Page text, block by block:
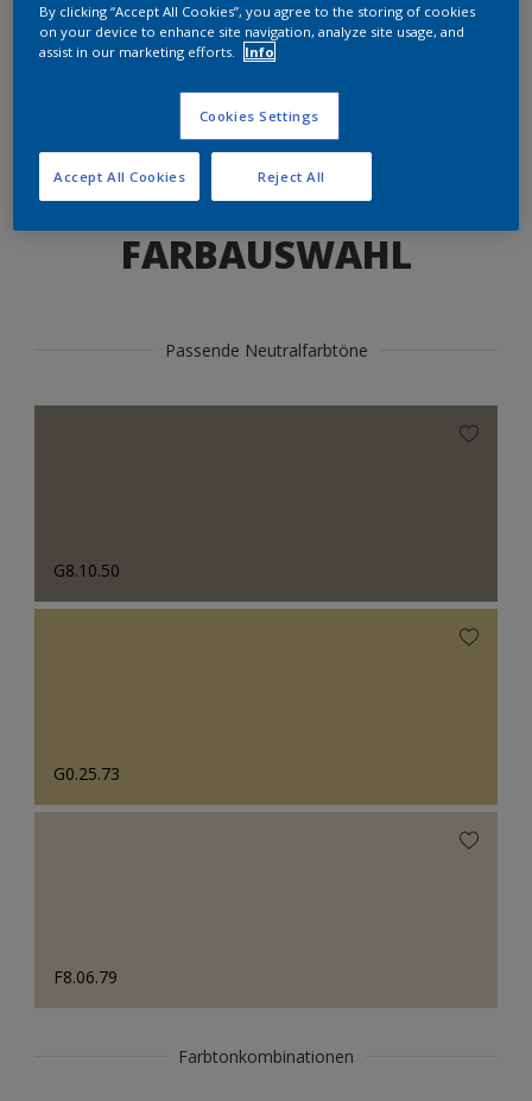
Produkte in diesem Farbton finden
LOS GEHTS
FARBAUSWAHL
Passende Neutralfarbtöne
G8.10.50
G0.25.73
F8.06.79
Farbtonkombinationen
By clicking “Accept All Cookies”, you agree to the storing of cookies
on your device to enhance site navigation, analyze site usage, and
assist in our marketing efforts.
Info
Cookies Settings
Reject All
Accept All Cookies